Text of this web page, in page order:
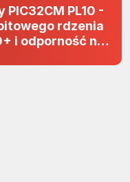
PL10 -
rdzenia
i odporność na